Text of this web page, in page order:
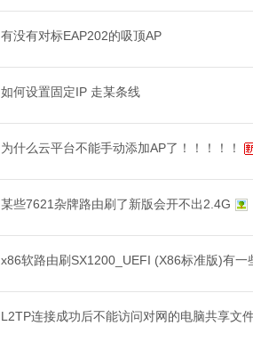
有没有对标EAP202的吸顶AP
如何设置固定IP 走某条线
为什么云平台不能手动添加AP了！！！！！
某些7621杂牌路由刷了新版会开不出2.4G
x86软路由刷SX1200_UEFI (X86标准版)有一
L2TP连接成功后不能访问对网的电脑共享文